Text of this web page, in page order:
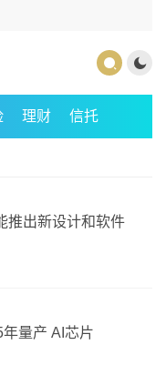
理财 信托
推出新设计和软件
量产 AI芯片